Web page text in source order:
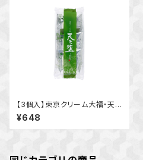
【3個入】東京クリーム大福・天と
塩 抹茶
¥648